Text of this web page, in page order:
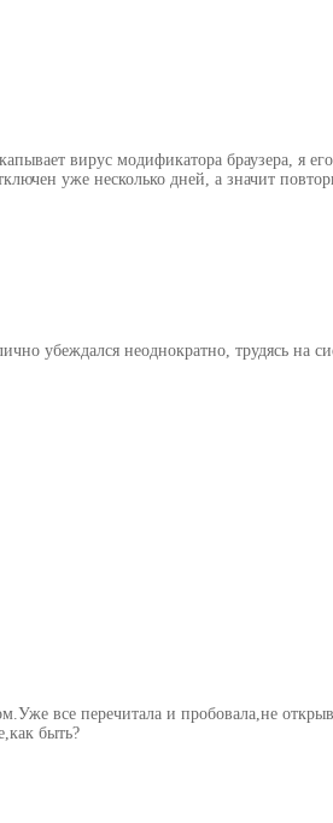
вирус модификатора браузера, я
уже несколько дней, а значит
убеждался неоднократно, трудясь на
все перечитала и пробовала,не
быть?